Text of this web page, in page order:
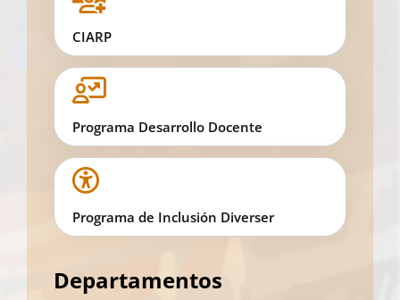
CIARP
Programa Desarrollo Docente
Programa de Inclusión Diverser
Departamentos